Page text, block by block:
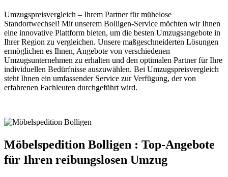
Umzugspreisvergleich – Ihrem Partner für mühelose
Standortwechsel! Mit unserem Bolligen-Service möchten wir Ihnen
eine innovative Plattform bieten, um die besten Umzugsangebote in
Ihrer Region zu vergleichen. Unsere maßgeschneiderten Lösungen
ermöglichen es Ihnen, Angebote von verschiedenen
Umzugsunternehmen zu erhalten und den optimalen Partner für Ihre
individuellen Bedürfnisse auszuwählen. Bei Umzugspreisvergleich
steht Ihnen ein umfassender Service zur Verfügung, der von
erfahrenen Fachleuten durchgeführt wird.
Möbelspedition Bolligen : Top-Angebote
für Ihren reibungslosen Umzug